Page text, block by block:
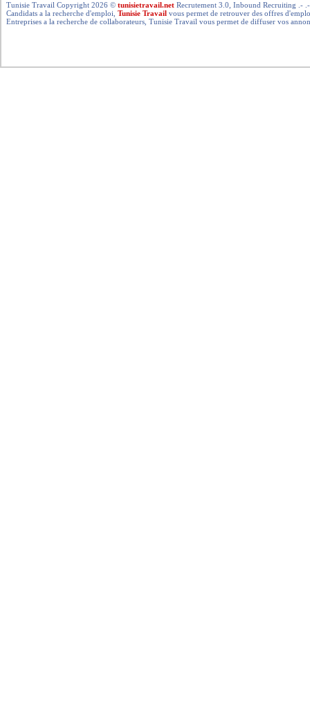
Tunisie Travail Copyright 2026 ©tunisietravail.net Recrutement 3.0, Inbound Recruiting .-
Candidats a la recherche d'emploi,Tunisie Travail vous permet de retrouver des offres
Entreprises a la recherche de collaborateurs, Tunisie Travail vous permet de diffuser vos